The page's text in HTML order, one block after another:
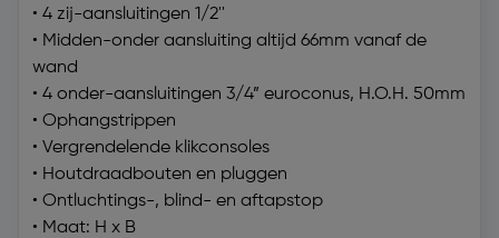
• 4 zij-aansluitingen 1/2''
• Midden-onder aansluiting altijd 66mm vanaf de
wand
• 4 onder-aansluitingen 3/4” euroconus, H.O.H. 50mm
• Ophangstrippen
• Vergrendelende klikconsoles
• Houtdraadbouten en pluggen
• Ontluchtings-, blind- en aftapstop
• Maat: H x B